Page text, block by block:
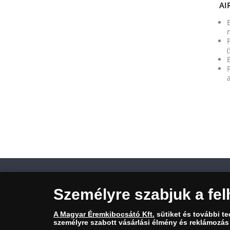
TERMÉKKATEGÓRIÁK
Arany
Személyre szabjuk a
A Magyar Éremkibocsátó Kft. sütiket és további
személyre szabott vásárlási élmény és